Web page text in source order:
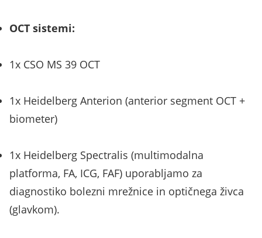
OCT sistemi:
1x CSO MS 39 OCT
1x Heidelberg Anterion (anterior segment OCT +
biometer)
1x Heidelberg Spectralis (multimodalna
platforma, FA, ICG, FAF) uporabljamo za
diagnostiko bolezni mrežnice in optičnega živca
(glavkom).